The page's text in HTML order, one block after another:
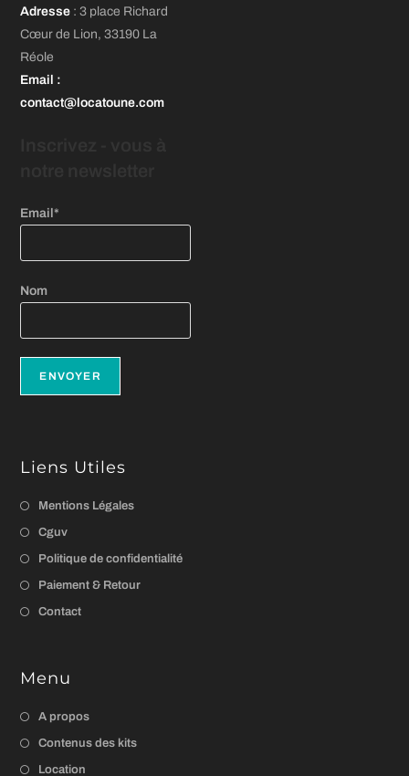
nouvel
onglet
nouvel
onglet
nouvel
onglet
dans
un
nouvel
onglet
Adresse : 3 place Richard
Cœur de Lion, 33190 La
Réole
Email :
contact@locatoune.com
Email*
Nom
Liens Utiles
Mentions Légales
Cguv
Politique de confidentialité
Paiement & Retour
Contact
Menu
A propos
Contenus des kits
Location